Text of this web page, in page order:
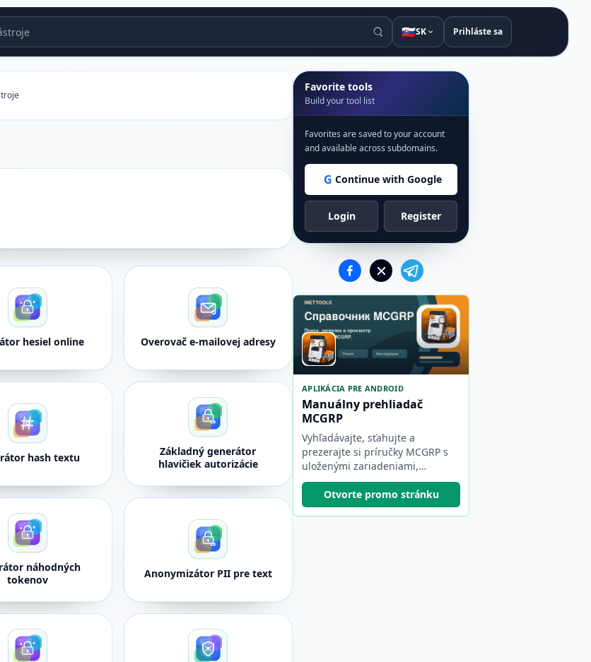
🇸🇰SK Prihláste sa
hesiel online Overovač e-mailovej adresy
hash textu
Základný generátor
hlavičiek autorizácie
náhodných
tokenov
Anonymizátor PII pre text
Favorite tools
Build your tool list
Favorites are saved to your account
and available across subdomains.
G Continue with Google
Login Register
APLIKÁCIA PRE ANDROID
Manuálny prehliadač
MCGRP
Vyhľadávajte, sťahujte a
prezerajte si príručky MCGRP s
uloženými zariadeniami,
sprievodcami PDF, záložkami a
zálohami.
Otvorte promo stránku